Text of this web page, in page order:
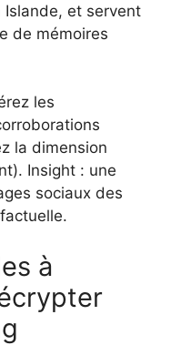
Islande, et servent
de mémoires
les
la dimension
Insight : une
sociaux des
à